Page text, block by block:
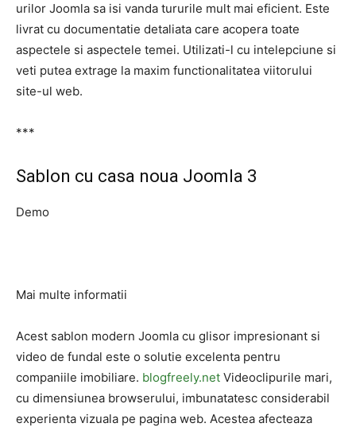
urilor Joomla sa isi vanda tururile mult mai eficient. Este
livrat cu documentatie detaliata care acopera toate
aspectele si aspectele temei. Utilizati-l cu intelepciune si
veti putea extrage la maxim functionalitatea viitorului
site-ul web.
***
Sablon cu casa noua Joomla 3
Demo
Mai multe informatii
Acest sablon modern Joomla cu glisor impresionant si
video de fundal este o solutie excelenta pentru
companiile imobiliare. blogfreely.net Videoclipurile mari,
cu dimensiunea browserului, imbunatatesc considerabil
experienta vizuala pe pagina web. Acestea afecteaza